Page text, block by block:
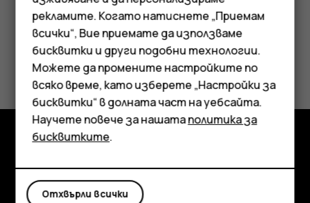
Смартфони
Мобилни телефони
Аксесоари
Таблети
Полезен ли беше този отговор?
Да Не
Информация
рекламите. Когато натиснете „Приемам
всички“, Вие приемате да използваме
бисквитки и други подобни технологии.
Можете да промените настройките по
всяко време, като изберете „Настройки за
бисквитки“ в долната част на уебсайта.
Научете повече за нашатаполитика за
бисквитките.
Отхвърли всички